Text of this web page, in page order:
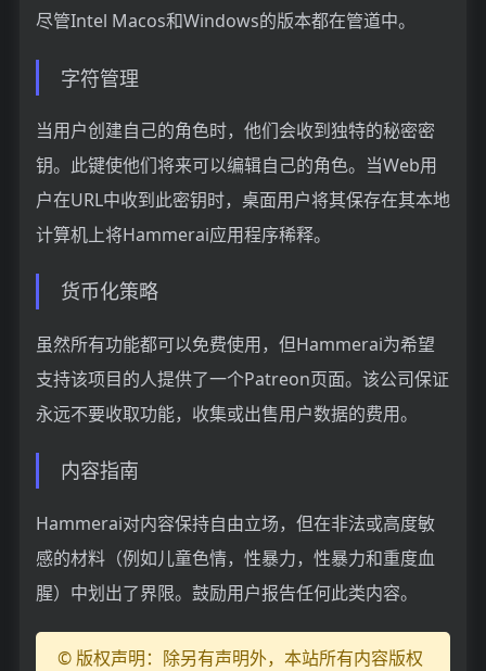
尽管Intel Macos和Windows的版本都在管道中。
字符管理
当用户创建自己的角色时，他们会收到独特的秘密密
钥。此键使他们将来可以编辑自己的角色。当Web用
户在URL中收到此密钥时，桌面用户将其保存在其本地
计算机上将Hammerai应用程序稀释。
货币化策略
虽然所有功能都可以免费使用，但Hammerai为希望
支持该项目的人提供了一个Patreon页面。该公司保证
永远不要收取功能，收集或出售用户数据的费用。
内容指南
Hammerai对内容保持自由立场，但在非法或高度敏
感的材料（例如儿童色情，性暴力，性暴力和重度血
腥）中划出了界限。鼓励用户报告任何此类内容。
© 版权声明：除另有声明外，本站所有内容版权